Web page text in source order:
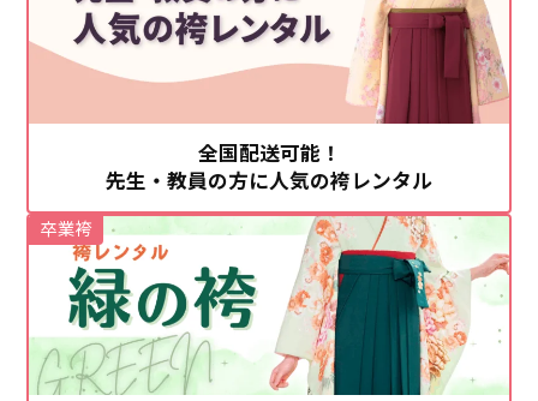
全国配送可能！
先生・教員の方に人気の袴レンタル
卒業袴